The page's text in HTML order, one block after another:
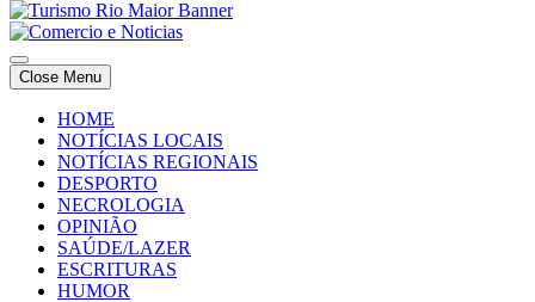
Comercio e Noticias
Notícias e Publicidade Online
Comercio e Noticias
Notícias e Publicidade Online
Close Menu
HOME
NOTÍCIAS LOCAIS
NOTÍCIAS REGIONAIS
DESPORTO
NECROLOGIA
OPINIÃO
SAÚDE/LAZER
ESCRITURAS
HUMOR